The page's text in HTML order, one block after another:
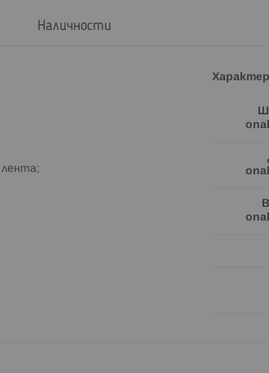
лента;
Наличности